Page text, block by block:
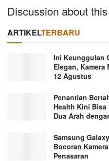
Discussion about
ARTIKELTERBARU
Ini Keunggulan
Elegan,
12 Agustus
Penantian
Health Kini
Dua Arah
Samsung
Bocoran
Penasaran